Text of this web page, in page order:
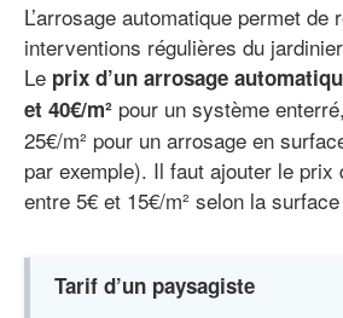
L’arrosage automatique permet de
interventions régulières du
Le prix d’un arrosage
et 40€/m² pour un système
25€/m² pour un arrosage en
par exemple). Il faut ajouter le prix
entre 5€ et 15€/m² selon la
Tarif d’un paysagiste